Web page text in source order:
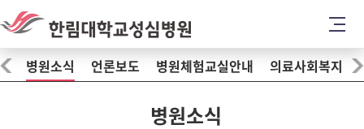
병원소식 언론보도 병원체험교실안내 의료사회복지
병원소식